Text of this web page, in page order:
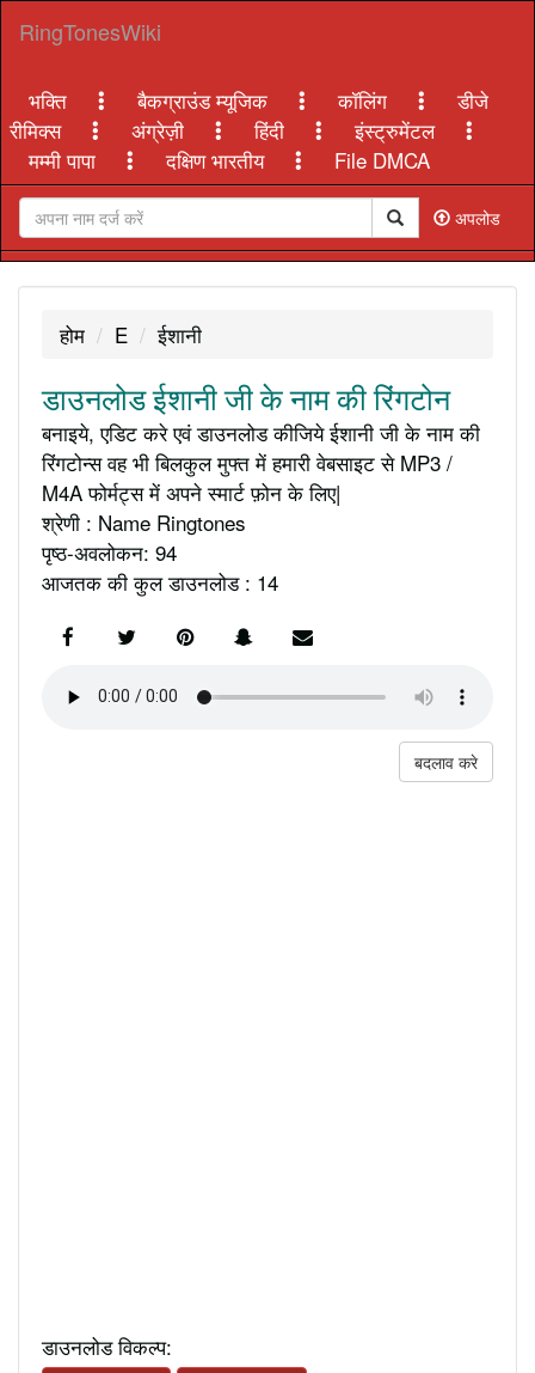
RingTonesWiki
भक्ति बैकग्राउंड म्यूजिक कॉलिंग
डीजे
रीमिक्स
अंग्रेज़ी हिंदी
इंस्ट्रुमेंटल
मम्मी पापा
दक्षिण भारतीय File DMCA
अपलोड
होम E ईशानी
डाउनलोड ईशानी जी के नाम की रिंगटोन
बनाइये, एडिट करे एवं डाउनलोड कीजिये ईशानी जी के नाम की
रिंगटोन्स वह भी बिलकुल मुफ्त में हमारी वेबसाइट से MP3 /
M4A फोर्मट्स में अपने स्मार्ट फ़ोन के लिए|
श्रेणी : Name Ringtones
पृष्ठ-अवलोकन: 94
आजतक की कुल डाउनलोड : 14
बदलाव करे
डाउनलोड विकल्प: